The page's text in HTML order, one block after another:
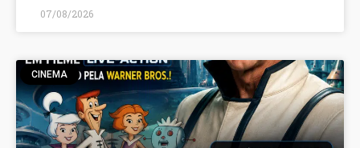
07/08/2026
CINEMA